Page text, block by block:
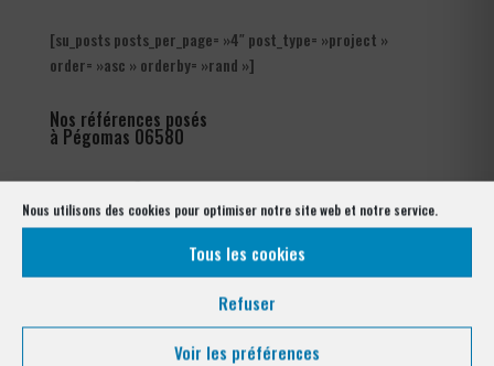
Nous utilisons des cookies pour optimiser notre site web et notre service.
Tous les cookies
Refuser
Voir les préférences
[su_posts posts_per_page= »4″ post_type= »project »
order= »asc » orderby= »rand »]
Nos références posés
à Pégomas 06580